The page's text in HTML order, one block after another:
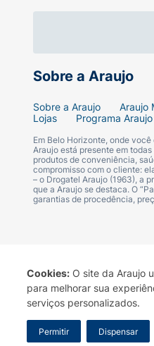
Cookies: O site da Araujo
para melhorar sua
serviços personalizados.
Permitir Dispensar
Sobre a Araujo
Sobre a Araujo Araujo
Lojas
Programa
Em Belo Horizonte, onde
Araujo está presente em
produtos de conveniência,
compromisso com o cliente:
– o Drogatel Araujo (1963), a
que a Araujo se destaca. O
garantias de procedência,
Termo de Uso Portal da
A Drogaria Araujo S/A
marca. Para sua segurança
Araujo S.A. Em caso de